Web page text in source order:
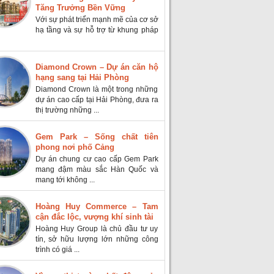
Tăng Trưởng Bền Vững
Với sự phát triển mạnh mẽ của cơ sở
hạ tầng và sự hỗ trợ từ khung pháp
Diamond Crown – Dự án căn hộ
hạng sang tại Hải Phòng
Diamond Crown là một trong những
dự án cao cấp tại Hải Phòng, đưa ra
thị trường những ...
Gem Park – Sống chất tiên
phong nơi phố Cảng
Dự án chung cư cao cấp Gem Park
mang đậm màu sắc Hàn Quốc và
mang tới không ...
Hoàng Huy Commerce – Tam
cận đắc lộc, vượng khí sinh tài
Hoàng Huy Group là chủ đầu tư uy
tín, sở hữu lượng lớn những công
trình có giá ...